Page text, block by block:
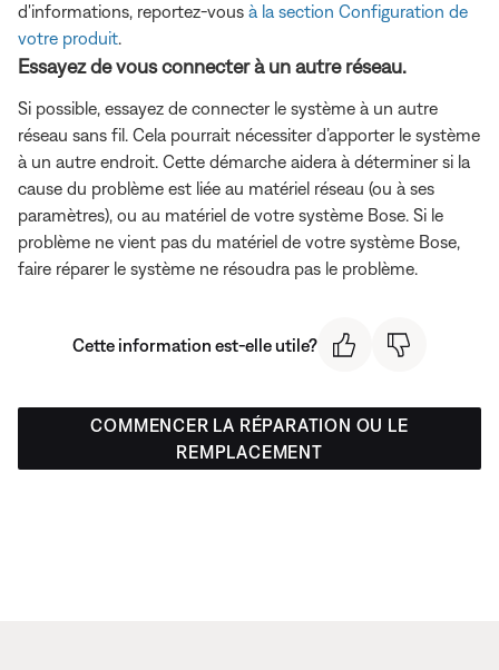
d'informations, reportez-vous à la section Configuration de
votre produit.
Essayez de vous connecter à un autre réseau.
Si possible, essayez de connecter le système à un autre
réseau sans fil. Cela pourrait nécessiter d’apporter le système
à un autre endroit. Cette démarche aidera à déterminer si la
cause du problème est liée au matériel réseau (ou à ses
paramètres), ou au matériel de votre système Bose. Si le
problème ne vient pas du matériel de votre système Bose,
faire réparer le système ne résoudra pas le problème.
Cette information est-elle utile?
COMMENCER LA RÉPARATION OU LE
REMPLACEMENT